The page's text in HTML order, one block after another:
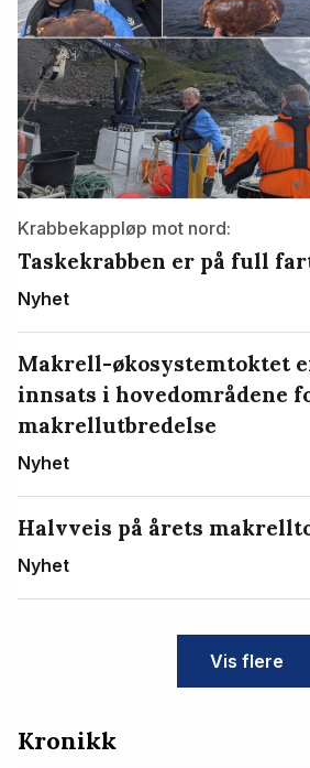
Krabbekappløp mot nord:
Taskekrabben er på full
Nyhet
Makrell-økosystemtoktet
innsats i hovedområdene
makrellutbredelse
Nyhet
Halvveis på årets
Nyhet
Vis flere
Kronikk